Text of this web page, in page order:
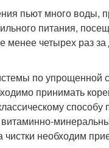
пьют много воды,
питания,
менее четырех раз
по упрощенной
принимать
чистки необходим